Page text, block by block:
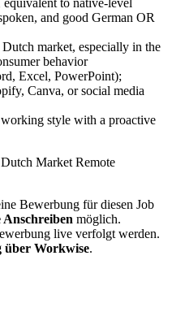
to native-level
and good German OR
market, especially in the
behavior
Excel, PowerPoint);
Canva, or social media
style with a proactive
Market Remote
Bewerbung für diesen Job
Anschreiben möglich.
live verfolgt werden.
über Workwise.